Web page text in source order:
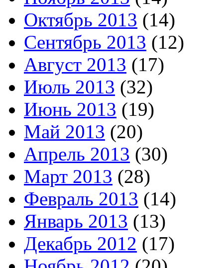
Октябрь 2013 (14)
Сентябрь 2013 (12)
Август 2013 (17)
Июль 2013 (32)
Июнь 2013 (19)
Май 2013 (20)
Апрель 2013 (30)
Март 2013 (28)
Февраль 2013 (14)
Январь 2013 (13)
Декабрь 2012 (17)